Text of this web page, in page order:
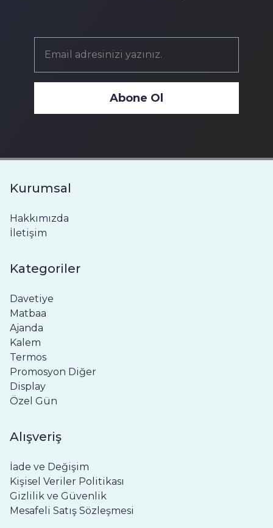
Abone Ol
Kurumsal
Hakkımızda
İletişim
Kategoriler
Davetiye
Matbaa
Ajanda
Kalem
Termos
Promosyon Diğer
Display
Özel Gün
Alışveriş
İade ve Değişim
Kişisel Veriler Politikası
Gizlilik ve Güvenlik
Mesafeli Satış Sözleşmesi